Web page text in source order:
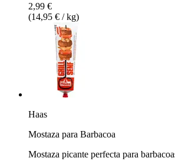
2,99 €
(14,95 € / kg)
Haas
Mostaza para Barbacoa
Mostaza picante perfecta para